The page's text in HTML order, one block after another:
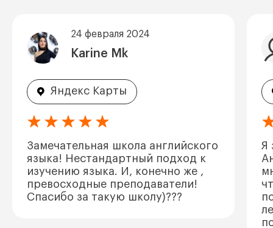
24 февраля 2024
Karine Mk
Яндекс Карты
Замечательная школа английского
языка! Нестандартный подход к
изучению языка. И, конечно же ,
превосходные преподаватели!
Спасибо за такую школу)???
Я